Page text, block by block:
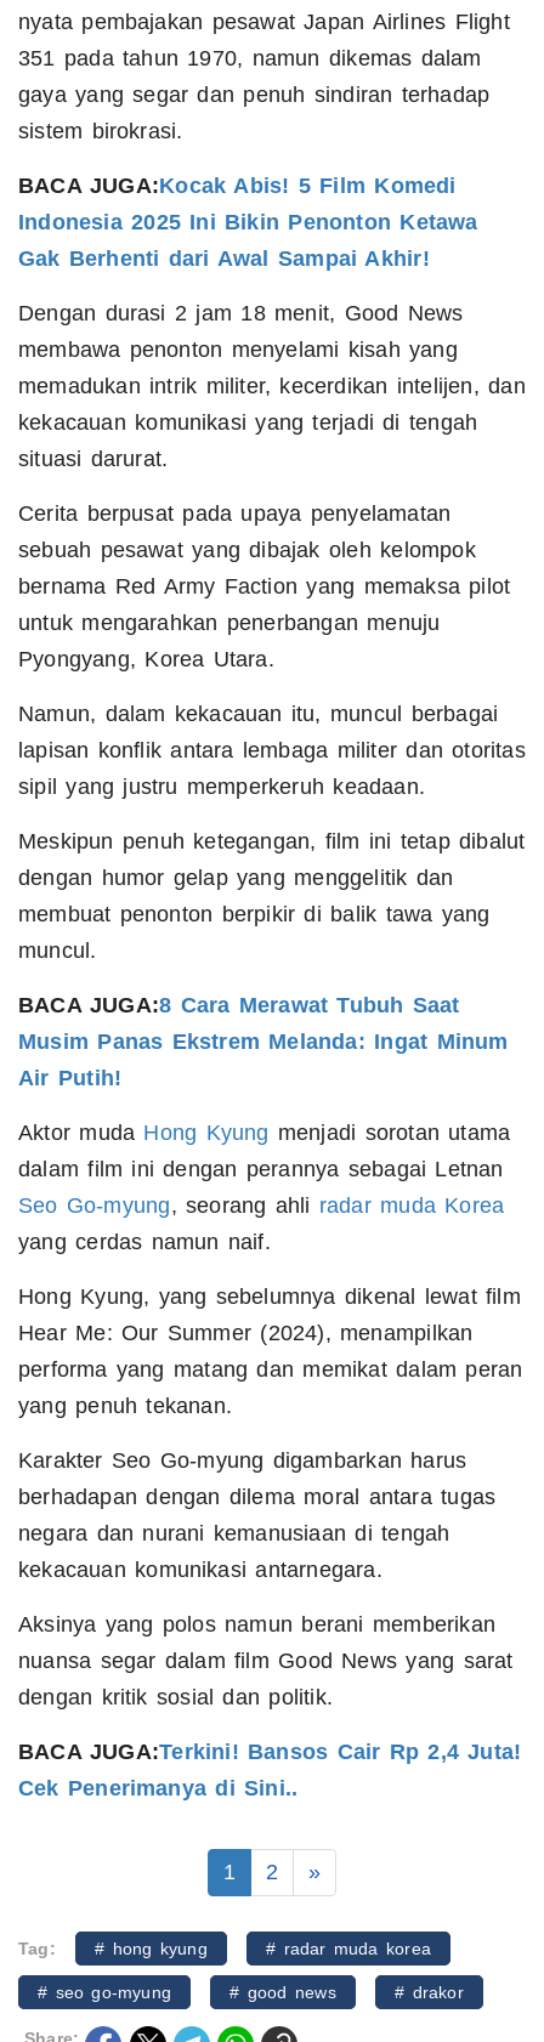
nyata pembajakan pesawat Japan Airlines Flight
351 pada tahun 1970, namun dikemas dalam
gaya yang segar dan penuh sindiran terhadap
sistem birokrasi.
BACA JUGA:Kocak Abis! 5 Film Komedi
Indonesia 2025 Ini Bikin Penonton Ketawa
Gak Berhenti dari Awal Sampai Akhir!
Dengan durasi 2 jam 18 menit, Good News
membawa penonton menyelami kisah yang
memadukan intrik militer, kecerdikan intelijen, dan
kekacauan komunikasi yang terjadi di tengah
situasi darurat.
Cerita berpusat pada upaya penyelamatan
sebuah pesawat yang dibajak oleh kelompok
bernama Red Army Faction yang memaksa pilot
untuk mengarahkan penerbangan menuju
Pyongyang, Korea Utara.
Namun, dalam kekacauan itu, muncul berbagai
lapisan konflik antara lembaga militer dan otoritas
sipil yang justru memperkeruh keadaan.
Meskipun penuh ketegangan, film ini tetap dibalut
dengan humor gelap yang menggelitik dan
membuat penonton berpikir di balik tawa yang
muncul.
BACA JUGA:8 Cara Merawat Tubuh Saat
Musim Panas Ekstrem Melanda: Ingat Minum
Air Putih!
Aktor muda Hong Kyung menjadi sorotan utama
dalam film ini dengan perannya sebagai Letnan
Seo Go-myung, seorang ahli radar muda Korea
yang cerdas namun naif.
Hong Kyung, yang sebelumnya dikenal lewat film
Hear Me: Our Summer (2024), menampilkan
performa yang matang dan memikat dalam peran
yang penuh tekanan.
Karakter Seo Go-myung digambarkan harus
berhadapan dengan dilema moral antara tugas
negara dan nurani kemanusiaan di tengah
kekacauan komunikasi antarnegara.
Aksinya yang polos namun berani memberikan
nuansa segar dalam film Good News yang sarat
dengan kritik sosial dan politik.
BACA JUGA:Terkini! Bansos Cair Rp 2,4 Juta!
Cek Penerimanya di Sini..
1 2 »
Tag: # hong kyung # radar muda korea
# seo go-myung # good news # drakor